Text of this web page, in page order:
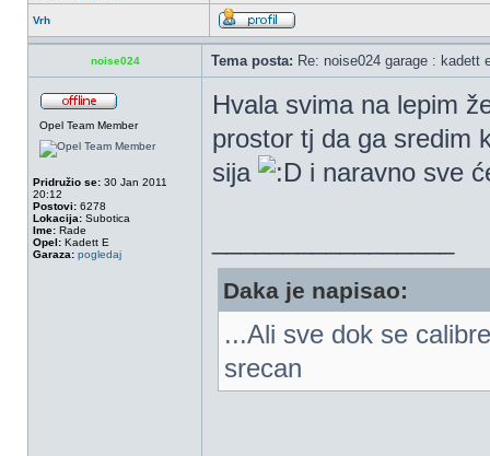
Vrh
noise024 Tema posta: Re: noise024 garage : kadett
Opel Team Member
Pridružio se: 30 Jan 2011
20:12
Postovi: 6278
Lokacija: Subotica
Ime: Rade
Opel: Kadett E
Garaza: pogledaj
Hvala svima na lepim
prostor tj da ga sredim
sija
i naravno sve
Daka je napisao:
...Ali sve dok se
srecan